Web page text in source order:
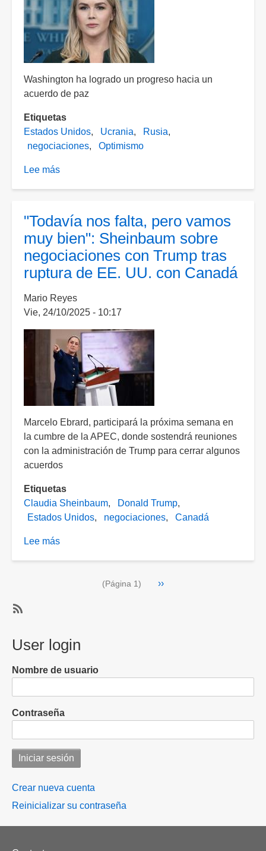
rechaza
hacerlo
bajo
amenazas
Washington ha logrado un progreso hacia un
acuerdo de paz
Etiquetas
Estados Unidos
Ucrania
Rusia
negociaciones
Optimismo
Lee más
“optimismo”
en
negociaciones
para
guerra
en
"Todavía nos falta, pero vamos
muy bien": Sheinbaum sobre
negociaciones con Trump tras
ruptura de EE. UU. con Canadá
Mario Reyes
Vie, 24/10/2025 - 10:17
Marcelo Ebrard, participará la próxima semana en
la cumbre de la APEC, donde sostendrá reuniones
con la administración de Trump para cerrar algunos
acuerdos
Etiquetas
Claudia Sheinbaum
Donald Trump
Estados Unidos
negociaciones Canadá
Lee más
bien":
Sheinbaum
sobre
con
Trump
ruptura
de
EE.
UU.
Canadá
(Página 1)
Siguiente
››
a
negociaciones
User login
Nombre de usuario
Contraseña
Crear nueva cuenta
Reinicializar su contraseña
Footer